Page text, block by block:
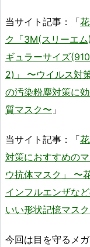
当サイト記事：「
ク「3M(スリーエ
ギュラーサイズ
2)」 〜ウイルス対
の汚染粉塵対策に
質マスク〜 」
当サイト記事：「
対策におすすめの
ウ抗体マスク」 〜
インフルエンザな
いい形状記憶マス
今回は目を守るメ